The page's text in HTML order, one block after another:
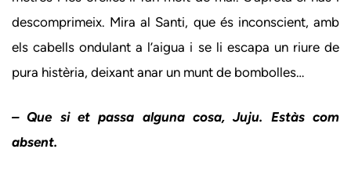
descomprimeix. Mira al Santi, que és inconscient, amb
els cabells ondulant a l’aigua i se li escapa un riure de
pura histèria, deixant anar un munt de bombolles…
– Que si et passa alguna cosa, Juju. Estàs com
absent.